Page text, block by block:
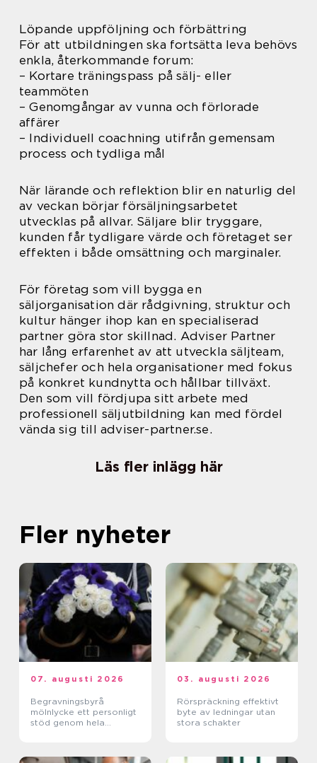
Löpande uppföljning och förbättring
För att utbildningen ska fortsätta leva behövs
enkla, återkommande forum:
– Kortare träningspass på sälj- eller
teammöten
– Genomgångar av vunna och förlorade
affärer
– Individuell coachning utifrån gemensam
process och tydliga mål
När lärande och reflektion blir en naturlig del
av veckan börjar försäljningsarbetet
utvecklas på allvar. Säljare blir tryggare,
kunden får tydligare värde och företaget ser
effekten i både omsättning och marginaler.
För företag som vill bygga en
säljorganisation där rådgivning, struktur och
kultur hänger ihop kan en specialiserad
partner göra stor skillnad. Adviser Partner
har lång erfarenhet av att utveckla säljteam,
säljchefer och hela organisationer med fokus
på konkret kundnytta och hållbar tillväxt.
Den som vill fördjupa sitt arbete med
professionell säljutbildning kan med fördel
vända sig till adviser-partner.se.
Läs fler inlägg här
Fler nyheter
07. augusti 2026
Begravningsbyrå
mölnlycke ett personligt
stöd genom hela
03. augusti 2026
Rörspräckning effektivt
byte av ledningar utan
stora schakter